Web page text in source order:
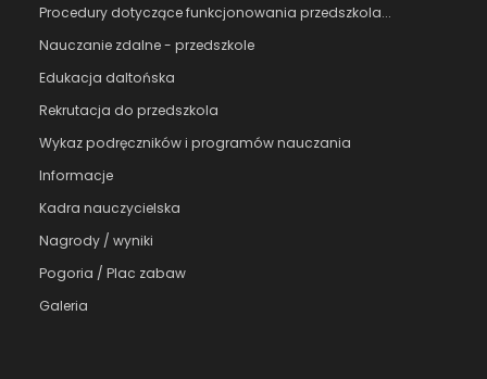
Procedury dotyczące funkcjonowania przedszkola...
Nauczanie zdalne - przedszkole
Edukacja daltońska
Rekrutacja do przedszkola
Wykaz podręczników i programów nauczania
Informacje
Kadra nauczycielska
Nagrody / wyniki
Pogoria / Plac zabaw
Galeria